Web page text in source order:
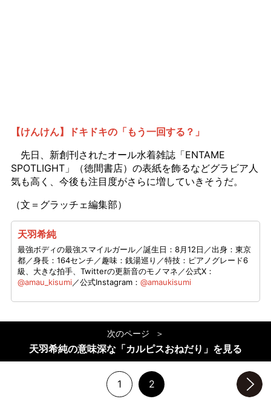
【けんけん】ドキドキの「もう一回する？」
先日、新創刊されたオール水着雑誌「ENTAME
SPOTLIGHT」（徳間書店）の表紙を飾るなどグラビア人
気も高く、今後も注目度がさらに増していきそうだ。
（文＝グラッチェ編集部）
天羽希純
最強ボディの最強スマイルガール／誕生日：8月12日／出身：東京
都／身長：164センチ／趣味：銭湯巡り／特技：ピアノグレード6
級、大きな拍手、Twitterの更新音のモノマネ／公式X：
@amau_kisumi／公式Instagram： @amaukisumi
次のページ
天羽希純の意味深な「カルピスおねだり」を見る
1 2